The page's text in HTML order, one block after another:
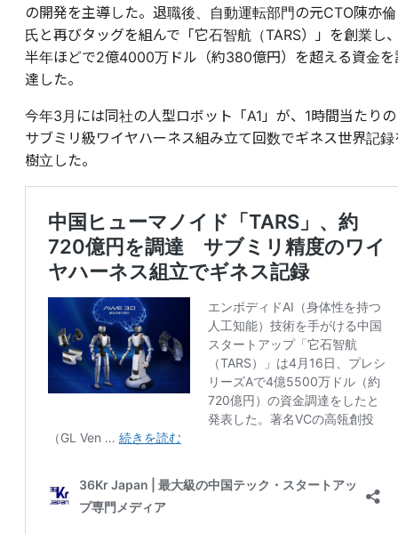
の開発を主導した。退職後、自動運転部門の元CTO陳亦倫
氏と再びタッグを組んで「它石智航（TARS）」を創業し
半年ほどで2億4000万ドル（約380億円）を超える資金を
達した。
今年3月には同社の人型ロボット「A1」が、1時間当たりの
サブミリ級ワイヤハーネス組み立て回数でギネス世界記録
樹立した。